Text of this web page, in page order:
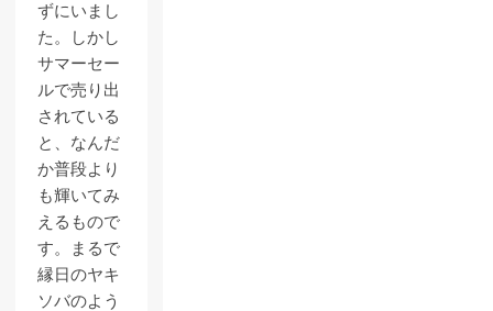
ずにいまし
た。しかし
サマーセー
ルで売り出
されている
と、なんだ
か普段より
も輝いてみ
えるもので
す。まるで
縁日のヤキ
ソバのよう